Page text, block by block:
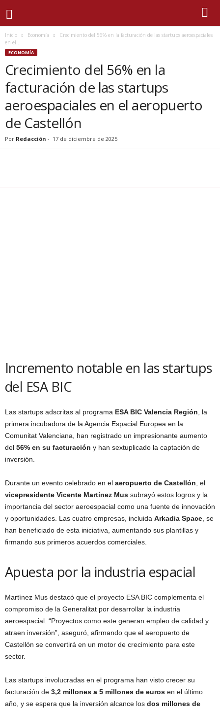
Inicio Economía
Crecimiento del 56% en la facturación de las startups aeroespaciales
en el...
ECONOMÍA
Crecimiento del 56% en la
facturación de las startups
aeroespaciales en el aeropuerto
de Castellón
Por Redacción - 17 de diciembre de 2025
Incremento notable en las startups
del ESA BIC
Las startups adscritas al programa ESA BIC Valencia Región, la
primera incubadora de la Agencia Espacial Europea en la
Comunitat Valenciana, han registrado un impresionante aumento
del 56% en su facturación y han sextuplicado la captación de
inversión.
Durante un evento celebrado en el aeropuerto de Castellón, el
vicepresidente Vicente Martínez Mus subrayó estos logros y la
importancia del sector aeroespacial como una fuente de innovación
y oportunidades. Las cuatro empresas, incluida Arkadia Space, se
han beneficiado de esta iniciativa, aumentando sus plantillas y
firmando sus primeros acuerdos comerciales.
Apuesta por la industria espacial
Martínez Mus destacó que el proyecto ESA BIC complementa el
compromiso de la Generalitat por desarrollar la industria
aeroespacial. “Proyectos como este generan empleo de calidad y
atraen inversión”, aseguró, afirmando que el aeropuerto de
Castellón se convertirá en un motor de crecimiento para este
sector.
Las startups involucradas en el programa han visto crecer su
facturación de 3,2 millones a 5 millones de euros en el último
año, y se espera que la inversión alcance los dos millones de